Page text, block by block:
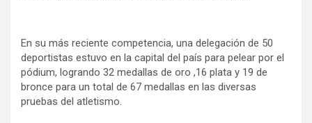
En su más reciente competencia, una delegación de 50
deportistas estuvo en la capital del país para pelear por el
pódium, logrando 32 medallas de oro ,16 plata y 19 de
bronce para un total de 67 medallas en las diversas
pruebas del atletismo.